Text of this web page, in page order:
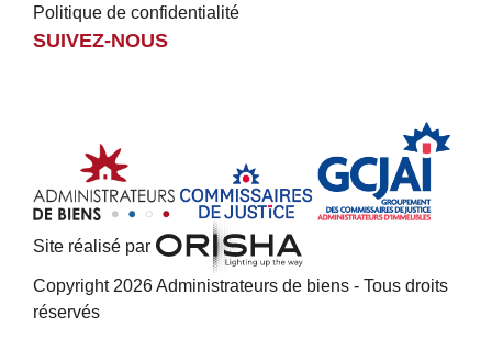
Politique de confidentialité
SUIVEZ-NOUS
Site réalisé par
Copyright 2026 Administrateurs de biens - Tous droits
réservés